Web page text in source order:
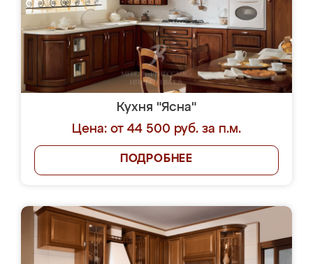
Кухня "Ясна"
Цена: от 44 500 руб. за п.м.
ПОДРОБНЕЕ